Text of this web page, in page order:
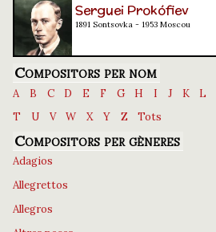
Serguei Prokófiev
1891 Sontsovka - 1953 Moscou
Compositors per nom
A B C D E F G H I J K L
T
U V W X Y Z Tots
Compositors per gèneres
Adagios
Allegrettos
Allegros